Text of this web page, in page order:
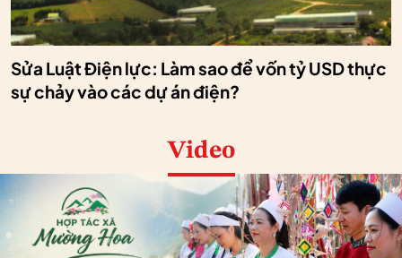
Sửa Luật Điện lực: Làm sao để vốn tỷ USD thực
sự chảy vào các dự án điện?
Video